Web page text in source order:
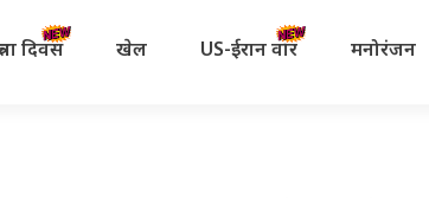
दिवस खेल US-ईरान वॉर मनोरंजन